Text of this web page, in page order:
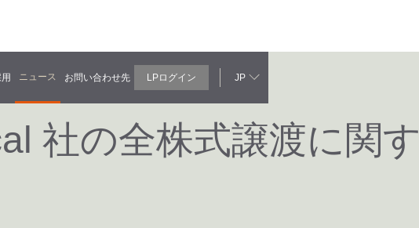
ニュース お問い合わせ先 LPログイン JP
社の全株式譲渡に関す